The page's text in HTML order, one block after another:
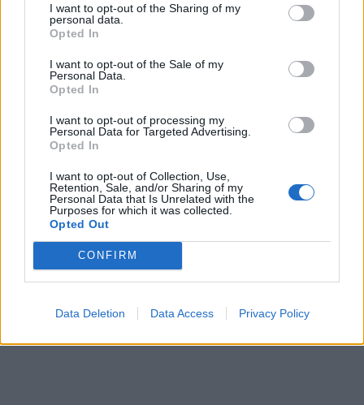
I want to opt-out of the Sharing of my
personal data.
Opted In
I want to opt-out of the Sale of my
Personal Data.
Opted In
I want to opt-out of processing my
Personal Data for Targeted Advertising.
Opted In
I want to opt-out of Collection, Use,
Retention, Sale, and/or Sharing of my
Personal Data that Is Unrelated with the
Purposes for which it was collected.
Opted Out
CONFIRM
Data Deletion Data Access Privacy Policy